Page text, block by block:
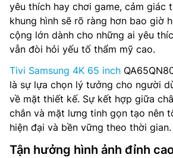
yêu thích hay chơi game, cảm giác
khung hình sẽ rõ ràng hơn bao giờ
cộng lớn dành cho những ai yêu
vẫn đòi hỏi yếu tố thẩm mỹ cao.
Tivi Samsung 4K 65 inch
là sự lựa chọn lý tưởng cho người
về mặt thiết kế. Sự kết hợp giữa
chắn và mặt lưng tinh gọn tạo nên
hiện đại và bền vững theo thời gian.
Tận hưởng hình ảnh đỉnh